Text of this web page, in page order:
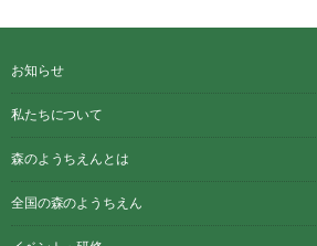
お知らせ
私たちについて
森のようちえんとは
全国の森のようちえん